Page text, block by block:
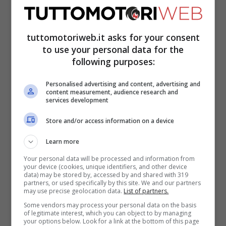
Reain un’intervista aSpeedweek ha
raccontato di aver ricevuto un po’ di
critiche spiacevoli dopo la penalità di
Razgatlioglua Magny-Cours, dato che c’è
stata una sua segnalazione e di Kawasaki:
Alcuni commenti sui social network non
sono stati carini, soprattutto da alcuni fan
estremi. Bisogna restare forti e credere di
aver fatto la cosa giusta. Ritengo mio
dovere riportare ciò che vedo in pista.
Siamo professionisti e sappiamo che viene
tuttomotoriweb.it asks for your consent
to use your personal data for the
following purposes:
Personalised advertising and content, advertising and
content measurement, audience research and
services development
Store and/or access information on a device
Learn more
Your personal data will be processed and information from
your device (cookies, unique identifiers, and other device
data) may be stored by, accessed by and shared with 319
partners, or used specifically by this site. We and our partners
may use precise geolocation data. List of partners.
Some vendors may process your personal data on the basis
of legitimate interest, which you can object to by managing
your options below. Look for a link at the bottom of this page